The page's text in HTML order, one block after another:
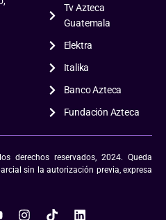
Tv Azteca
Guatemala
Elektra
Italika
Banco Azteca
Fundación Azteca
derechos reservados, 2024. Queda
sin la autorización previa, expresa